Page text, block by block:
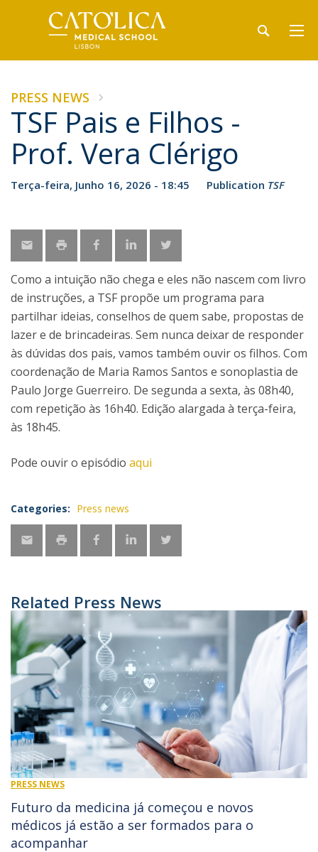
PRESS NEWS
TSF Pais e Filhos -
Prof. Vera Clérigo
Terça-feira, Junho 16, 2026 - 18:45 Publication TSF
Como a intuição não chega e eles não nascem com livro
de instruções, a TSF propõe um programa para
partilhar ideias, conselhos de quem sabe, propostas de
lazer e de brincadeiras. Sem nunca deixar de responder
às dúvidas dos pais, vamos também ouvir os filhos. Com
coordenação de Maria Ramos Santos e sonoplastia de
Paulo Jorge Guerreiro. De segunda a sexta, às 08h40,
com repetição às 16h40. Edição alargada à terça-feira,
às 18h45.
Pode ouvir o episódio aqui
Categories: Press news
Related Press News
PRESS NEWS
Futuro da medicina já começou e novos
médicos já estão a ser formados para o
acompanhar